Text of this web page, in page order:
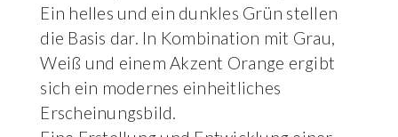
Ein helles und ein dunkles Grün stellen
die Basis dar. In Kombination mit Grau,
Weiß und einem Akzent Orange ergibt
sich ein modernes einheitliches
Erscheinungsbild.